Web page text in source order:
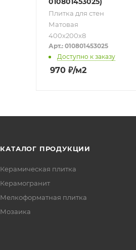
Плитка для стен
Матовая
400х200х8
Доступно к заказу
Арт.: 010801453025
970 ₽/м2
КАТАЛОГ ПРОДУКЦИИ
Керамическая плитка
Керамогранит
Мелкоформатная плитка
Мозаика